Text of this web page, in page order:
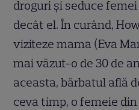
droguri şi seduce
decât el. În curând,
viziteze mama (Eva
mai văzut-o de 30 de
aceasta, bărbatul află
ceva timp, o femeie